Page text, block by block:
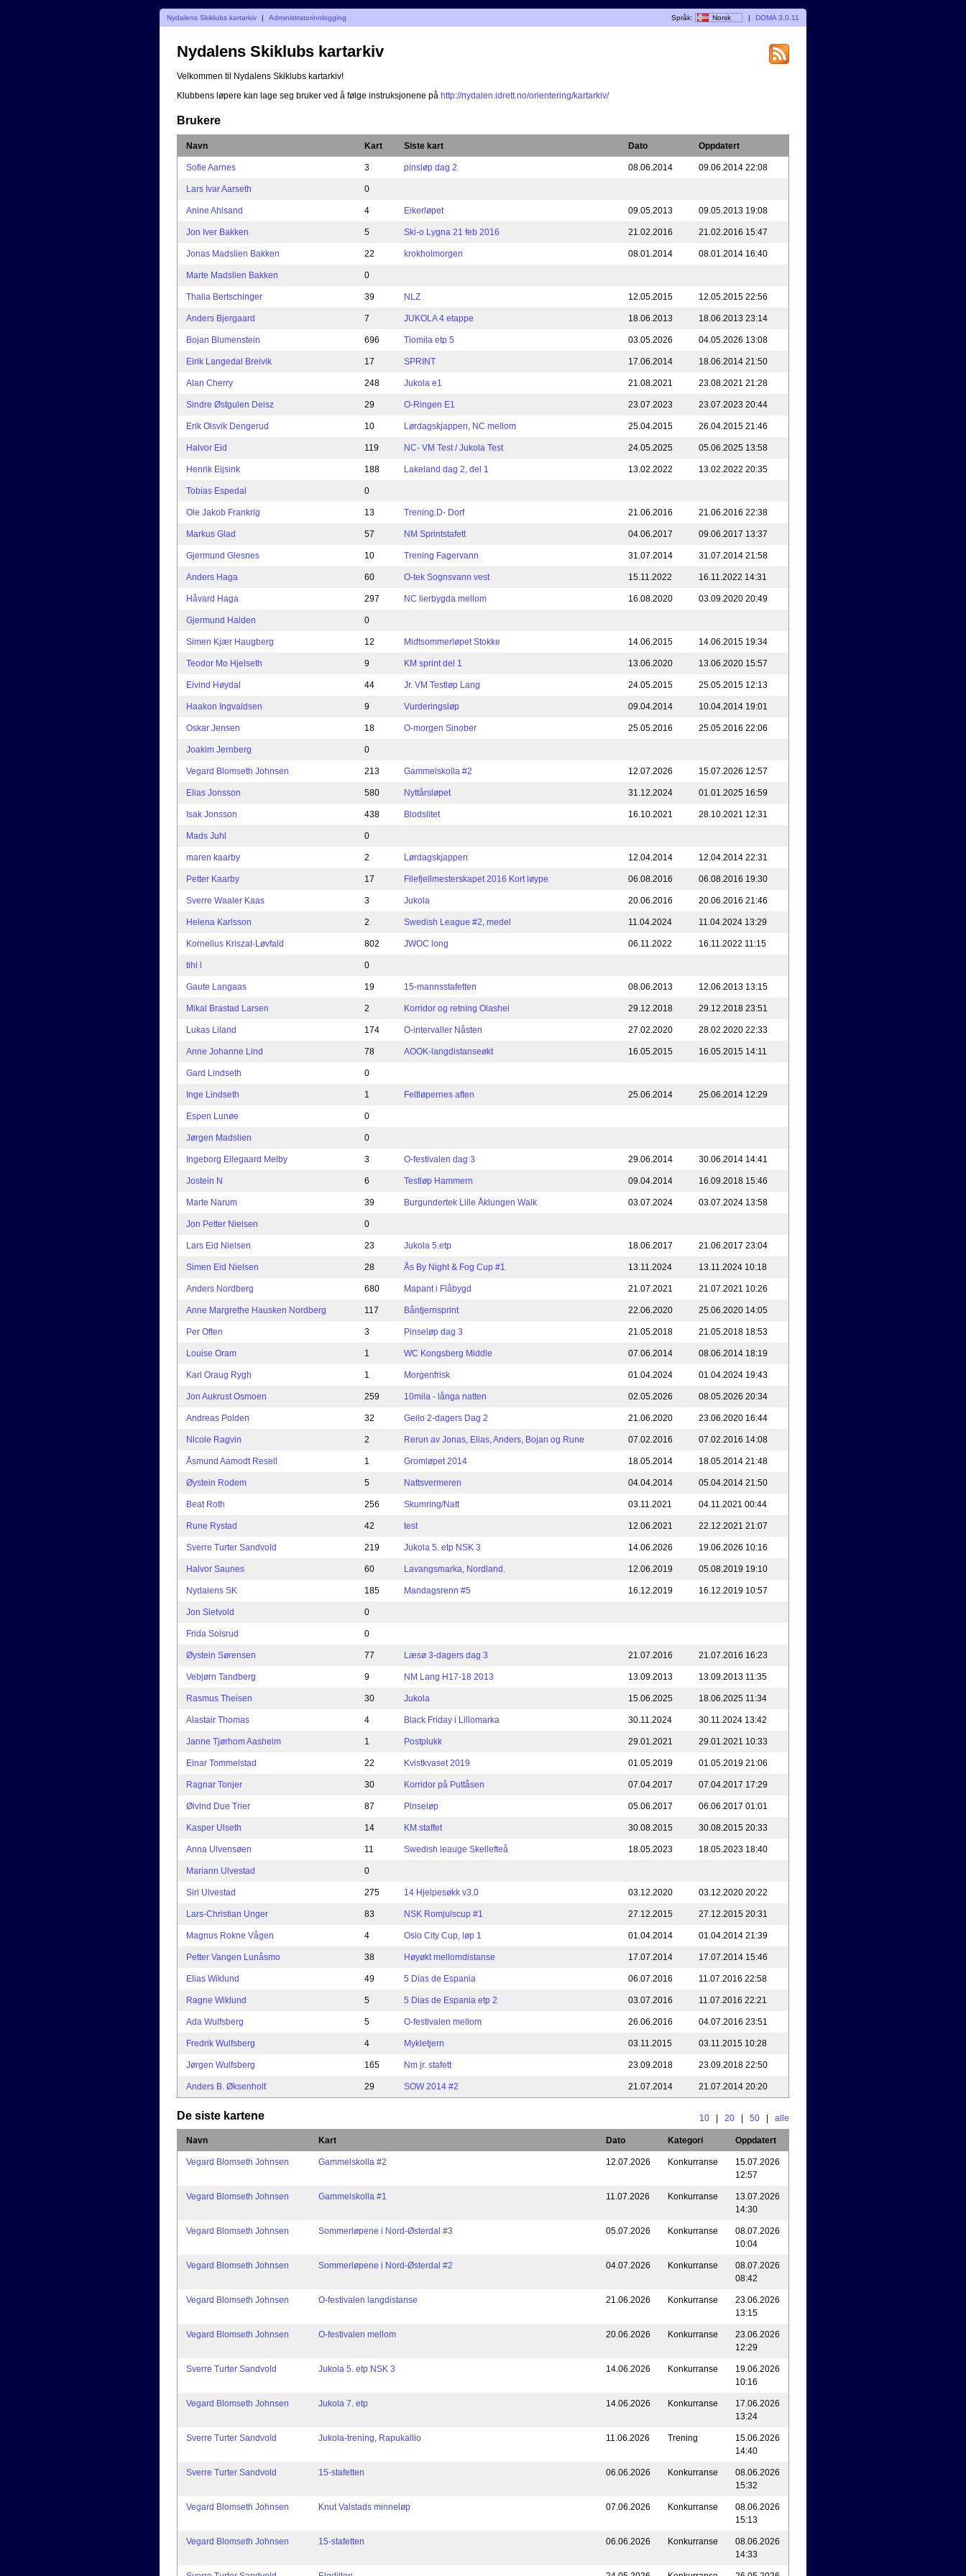
Nydalens Skiklubs kartarkiv | Administratorinnlogging Språk: Norsk | DOMA 3.0.11
Nydalens Skiklubs kartarkiv
Velkommen til Nydalens Skiklubs kartarkiv!
Klubbens løpere kan lage seg bruker ved å følge instruksjonene på http://nydalen.idrett.no/orientering/kartarkiv/
Brukere
Navn Kart Siste kart Dato Oppdatert
Sofie Aarnes 3 pinsløp dag 2 08.06.2014 09.06.2014 22:08
Lars Ivar Aarseth 0
Anine Ahlsand 4 Eikerløpet 09.05.2013 09.05.2013 19:08
Jon Iver Bakken 5 Ski-o Lygna 21 feb 2016 21.02.2016 21.02.2016 15:47
Jonas Madslien Bakken 22 krokholmorgen 08.01.2014 08.01.2014 16:40
Marte Madslien Bakken 0
Thalia Bertschinger 39 NLZ 12.05.2015 12.05.2015 22:56
Anders Bjergaard 7 JUKOLA 4 etappe 18.06.2013 18.06.2013 23:14
Bojan Blumenstein 696 Tiomila etp 5 03.05.2026 04.05.2026 13:08
Eirik Langedal Breivik 17 SPRINT 17.06.2014 18.06.2014 21:50
Alan Cherry 248 Jukola e1 21.08.2021 23.08.2021 21:28
Sindre Østgulen Deisz 29 O-Ringen E1 23.07.2023 23.07.2023 20:44
Erik Olsvik Dengerud 10 Lørdagskjappen, NC mellom 25.04.2015 26.04.2015 21:46
Halvor Eid 119 NC- VM Test / Jukola Test 24.05.2025 05.06.2025 13:58
Henrik Eijsink 188 Lakeland dag 2, del 1 13.02.2022 13.02.2022 20:35
Tobias Espedal 0
Ole Jakob Frankrig 13 Trening.D- Dorf 21.06.2016 21.06.2016 22:38
Markus Glad 57 NM Sprintstafett 04.06.2017 09.06.2017 13:37
Gjermund Glesnes 10 Trening Fagervann 31.07.2014 31.07.2014 21:58
Anders Haga 60 O-tek Sognsvann vest 15.11.2022 16.11.2022 14:31
Håvard Haga 297 NC lierbygda mellom 16.08.2020 03.09.2020 20:49
Gjermund Halden 0
Simen Kjær Haugberg 12 Midtsommerløpet Stokke 14.06.2015 14.06.2015 19:34
Teodor Mo Hjelseth 9 KM sprint del 1 13.06.2020 13.06.2020 15:57
Eivind Høydal 44 Jr. VM Testløp Lang 24.05.2015 25.05.2015 12:13
Haakon Ingvaldsen 9 Vurderingsløp 09.04.2014 10.04.2014 19:01
Oskar Jensen 18 O-morgen Sinober 25.05.2016 25.05.2016 22:06
Joakim Jernberg 0
Vegard Blomseth Johnsen 213 Gammelskolla #2 12.07.2026 15.07.2026 12:57
Elias Jonsson 580 Nyttårsløpet 31.12.2024 01.01.2025 16:59
Isak Jonsson 438 Blodslitet 16.10.2021 28.10.2021 12:31
Mads Juhl 0
maren kaarby 2 Lørdagskjappen 12.04.2014 12.04.2014 22:31
Petter Kaarby 17 Filefjellmesterskapet 2016 Kort løype 06.08.2016 06.08.2016 19:30
Sverre Waaler Kaas 3 Jukola 20.06.2016 20.06.2016 21:46
Helena Karlsson 2 Swedish League #2, medel 11.04.2024 11.04.2024 13:29
Kornelius Kriszat-Løvfald 802 JWOC long 06.11.2022 16.11.2022 11:15
tihi l 0
Gaute Langaas 19 15-mannsstafetten 08.06.2013 12.06.2013 13:15
Mikal Brastad Larsen 2 Korridor og retning Olashei 29.12.2018 29.12.2018 23:51
Lukas Liland 174 O-intervaller Nåsten 27.02.2020 28.02.2020 22:33
Anne Johanne Lind 78 AOOK-langdistanseøkt 16.05.2015 16.05.2015 14:11
Gard Lindseth 0
Inge Lindseth 1 Feltløpernes aften 25.06.2014 25.06.2014 12:29
Espen Lunøe 0
Jørgen Madslien 0
Ingeborg Ellegaard Melby 3 O-festivalen dag 3 29.06.2014 30.06.2014 14:41
Jostein N 6 Testløp Hammern 09.04.2014 16.09.2018 15:46
Marte Narum 39 Burgundertek Lille Åklungen Walk 03.07.2024 03.07.2024 13:58
Jon Petter Nielsen 0
Lars Eid Nielsen 23 Jukola 5.etp 18.06.2017 21.06.2017 23:04
Simen Eid Nielsen 28 Ås By Night & Fog Cup #1 13.11.2024 13.11.2024 10:18
Anders Nordberg 680 Mapant i Flåbygd 21.07.2021 21.07.2021 10:26
Anne Margrethe Hausken Nordberg 117 Båntjernsprint 22.06.2020 25.06.2020 14:05
Per Often 3 Pinseløp dag 3 21.05.2018 21.05.2018 18:53
Louise Oram 1 WC Kongsberg Middle 07.06.2014 08.06.2014 18:19
Karl Oraug Rygh 1 Morgenfrisk 01.04.2024 01.04.2024 19:43
Jon Aukrust Osmoen 259 10mila - långa natten 02.05.2026 08.05.2026 20:34
Andreas Polden 32 Geilo 2-dagers Dag 2 21.06.2020 23.06.2020 16:44
Nicole Ragvin 2 Rerun av Jonas, Elias, Anders, Bojan og Rune 07.02.2016 07.02.2016 14:08
Åsmund Aamodt Resell 1 Gromløpet 2014 18.05.2014 18.05.2014 21:48
Øystein Rodem 5 Nattsvermeren 04.04.2014 05.04.2014 21:50
Beat Roth 256 Skumring/Natt 03.11.2021 04.11.2021 00:44
Rune Rystad 42 test 12.06.2021 22.12.2021 21:07
Sverre Turter Sandvold 219 Jukola 5. etp NSK 3 14.06.2026 19.06.2026 10:16
Halvor Saunes 60 Lavangsmarka, Nordland. 12.06.2019 05.08.2019 19:10
Nydalens SK 185 Mandagsrenn #5 16.12.2019 16.12.2019 10:57
Jon Sletvold 0
Frida Solsrud 0
Øystein Sørensen 77 Læsø 3-dagers dag 3 21.07.2016 21.07.2016 16:23
Vebjørn Tandberg 9 NM Lang H17-18 2013 13.09.2013 13.09.2013 11:35
Rasmus Theisen 30 Jukola 15.06.2025 18.06.2025 11:34
Alastair Thomas 4 Black Friday i Lillomarka 30.11.2024 30.11.2024 13:42
Janne Tjørhom Aasheim 1 Postplukk 29.01.2021 29.01.2021 10:33
Einar Tommelstad 22 Kvistkvaset 2019 01.05.2019 01.05.2019 21:06
Ragnar Tonjer 30 Korridor på Puttåsen 07.04.2017 07.04.2017 17:29
Øivind Due Trier 87 Pinseløp 05.06.2017 06.06.2017 01:01
Kasper Ulseth 14 KM staffet 30.08.2015 30.08.2015 20:33
Anna Ulvensøen 11 Swedish leauge Skellefteå 18.05.2023 18.05.2023 18:40
Mariann Ulvestad 0
Siri Ulvestad 275 14 Hjelpesøkk v3.0 03.12.2020 03.12.2020 20:22
Lars-Christian Unger 83 NSK Romjulscup #1 27.12.2015 27.12.2015 20:31
Magnus Rokne Vågen 4 Oslo City Cup, løp 1 01.04.2014 01.04.2014 21:39
Petter Vangen Lunåsmo 38 Høyøkt mellomdistanse 17.07.2014 17.07.2014 15:46
Elias Wiklund 49 5 Dias de Espania 06.07.2016 11.07.2016 22:58
Ragne Wiklund 5 5 Dias de Espania etp 2 03.07.2016 11.07.2016 22:21
Ada Wulfsberg 5 O-festivalen mellom 26.06.2016 04.07.2016 23:51
Fredrik Wulfsberg 4 Mykletjern 03.11.2015 03.11.2015 10:28
Jørgen Wulfsberg 165 Nm jr. stafett 23.09.2018 23.09.2018 22:50
Anders B. Øksenholt 29 SOW 2014 #2 21.07.2014 21.07.2014 20:20
De siste kartene 10 | 20 | 50 | alle
Navn Kart Dato Kategori Oppdatert
Vegard Blomseth Johnsen Gammelskolla #2 12.07.2026 Konkurranse
15.07.2026
12:57
Vegard Blomseth Johnsen Gammelskolla #1 11.07.2026 Konkurranse
13.07.2026
14:30
Vegard Blomseth Johnsen Sommerløpene i Nord-Østerdal #3 05.07.2026 Konkurranse
08.07.2026
10:04
Vegard Blomseth Johnsen Sommerløpene i Nord-Østerdal #2 04.07.2026 Konkurranse
08.07.2026
08:42
Vegard Blomseth Johnsen O-festivalen langdistanse 21.06.2026 Konkurranse
23.06.2026
13:15
Vegard Blomseth Johnsen O-festivalen mellom 20.06.2026 Konkurranse
23.06.2026
12:29
Sverre Turter Sandvold Jukola 5. etp NSK 3 14.06.2026 Konkurranse
19.06.2026
10:16
Vegard Blomseth Johnsen Jukola 7. etp 14.06.2026 Konkurranse
17.06.2026
13:24
Sverre Turter Sandvold Jukola-trening, Rapukallio 11.06.2026 Trening
15.06.2026
14:40
Sverre Turter Sandvold 15-stafetten 06.06.2026 Konkurranse
08.06.2026
15:32
Vegard Blomseth Johnsen Knut Valstads minneløp 07.06.2026 Konkurranse
08.06.2026
15:13
Vegard Blomseth Johnsen 15-stafetten 06.06.2026 Konkurranse
08.06.2026
14:33